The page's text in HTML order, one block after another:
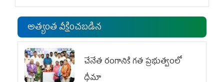
అత్యంత వీక్షించబడిన
చేనేత రంగానికి గత ప్రభుత్వంలో
ధీమా